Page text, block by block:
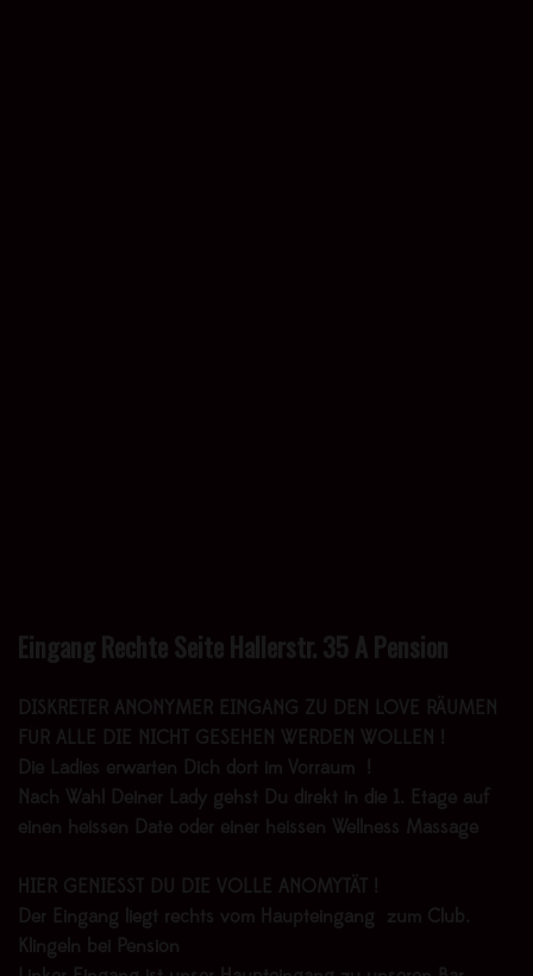
Eingang Rechte Seite Hallerstr. 35 A Pension
DISKRETER ANONYMER EINGANG ZU DEN LOVE RÄUMEN
FÜR ALLE DIE NICHT GESEHEN WERDEN WOLLEN !
Die Ladies erwarten Dich dort im Vorraum !
Nach Wahl Deiner Lady gehst Du direkt in die 1. Etage auf
einen heissen Date oder einer heissen Wellness Massage
HIER GENIESST DU DIE VOLLE ANOMYTÄT !
Der Eingang liegt rechts vom Haupteingang zum Club.
Klingeln bei Pension